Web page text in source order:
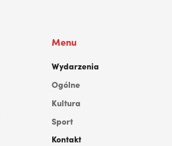
Menu
Wydarzenia
Ogólne
Kultura
Sport
Kontakt